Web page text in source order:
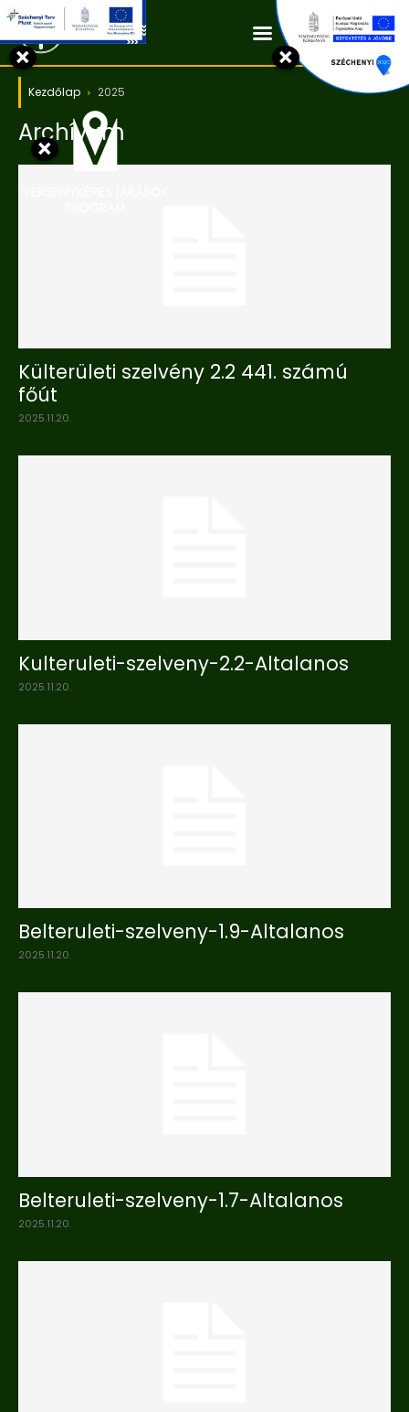
Kapcsolat
Kezdőlap 2025
Archívum
Külterületi szelvény 2.2 441. számú
főút
2025.11.20.
Kulteruleti-szelveny-2.2-Altalanos
2025.11.20.
Belteruleti-szelveny-1.9-Altalanos
2025.11.20.
Belteruleti-szelveny-1.7-Altalanos
2025.11.20.
×
×
×